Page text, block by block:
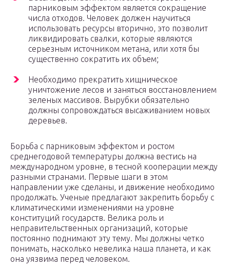
парниковым эффектом является сокращение
числа отходов. Человек должен научиться
использовать ресурсы вторично, это позволит
ликвидировать свалки, которые являются
серьезным источником метана, или хотя бы
существенно сократить их объем;
Необходимо прекратить хищническое
уничтожение лесов и заняться восстановлением
зеленых массивов. Вырубки обязательно
должны сопровождаться высаживанием новых
деревьев.
Борьба с парниковым эффектом и ростом
среднегодовой температуры должна вестись на
международном уровне, в тесной кооперации между
разными странами. Первые шаги в этом
направлении уже сделаны, и движение необходимо
продолжать. Ученые предлагают закрепить борьбу с
климатическими изменениями на уровне
конституций государств. Велика роль и
неправительственных организаций, которые
постоянно поднимают эту тему. Мы должны четко
понимать, насколько невелика наша планета, и как
она уязвима перед человеком.